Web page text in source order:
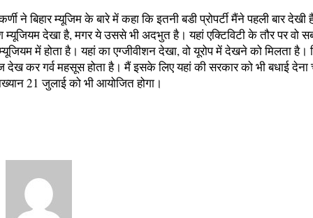
ने बिहार म्‍यूजिम के बारे में कहा कि इतनी बडी प्रोपर्टी मैंने पहली बार
म्‍यूजियम देखा है, मगर ये उससे भी अदभुत है। यहां एक्टिविटी के तौर पर वो सब
में होता है। यहां का एग्‍जीवीशन देखा, वो यूरोप में देखने को मिलता है।
देख कर गर्व महसूस होता है। मैं इसके लिए यहां की सरकार को भी बधाई देना
21 जुलाई को भी आयोजित होगा।